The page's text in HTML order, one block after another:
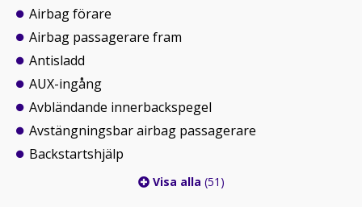
Airbag förare
Airbag passagerare fram
Antisladd
AUX-ingång
Avbländande innerbackspegel
Avstängningsbar airbag passagerare
Backstartshjälp
Visa alla (51)